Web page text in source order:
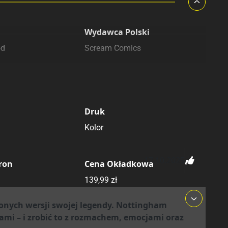
Wydawca Polski
Scream Comics
Druk
Kolor
Cena Okładkowa
139,99 zł
17.10.2025
wersji swojej legendy. Nottingham
– i zrobić to z rozmachem, emocjami oraz